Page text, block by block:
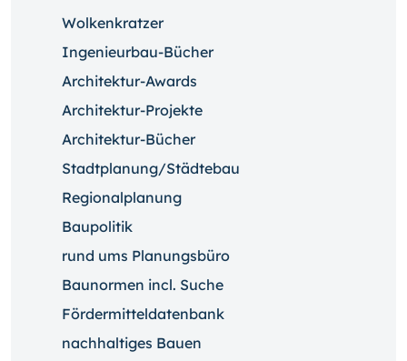
Wolkenkratzer
Ingenieurbau-Bücher
Architektur-Awards
Architektur-Projekte
Architektur-Bücher
Stadtplanung/Städtebau
Regionalplanung
Baupolitik
rund ums Planungsbüro
Baunormen incl. Suche
Fördermitteldatenbank
nachhaltiges Bauen